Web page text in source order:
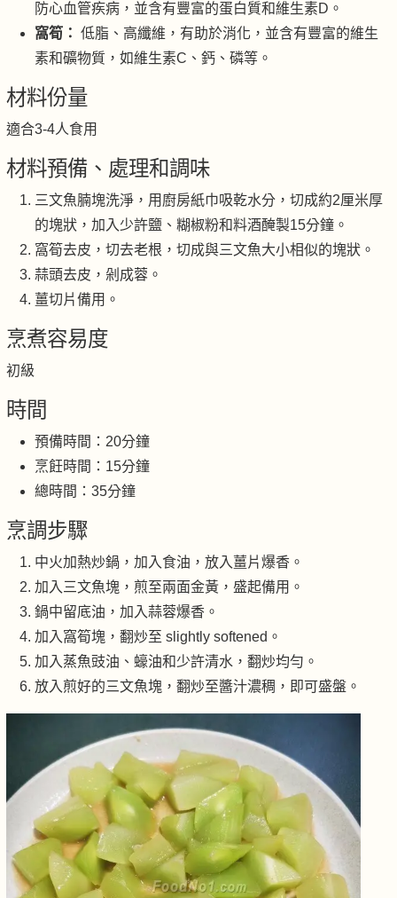
防心血管疾病，並含有豐富的蛋白質和維生素D。
窩筍： 低脂、高纖維，有助於消化，並含有豐富的維生
素和礦物質，如維生素C、鈣、磷等。
材料份量
適合3-4人食用
材料預備、處理和調味
三文魚腩塊洗淨，用廚房紙巾吸乾水分，切成約2厘米厚
的塊狀，加入少許鹽、糊椒粉和料酒醃製15分鐘。
窩筍去皮，切去老根，切成與三文魚大小相似的塊狀。
蒜頭去皮，剁成蓉。
薑切片備用。
烹煮容易度
初級
時間
預備時間：20分鐘
烹飪時間：15分鐘
總時間：35分鐘
烹調步驟
中火加熱炒鍋，加入食油，放入薑片爆香。
加入三文魚塊，煎至兩面金黃，盛起備用。
鍋中留底油，加入蒜蓉爆香。
加入窩筍塊，翻炒至 slightly softened。
加入蒸魚豉油、蠔油和少許清水，翻炒均勻。
放入煎好的三文魚塊，翻炒至醬汁濃稠，即可盛盤。